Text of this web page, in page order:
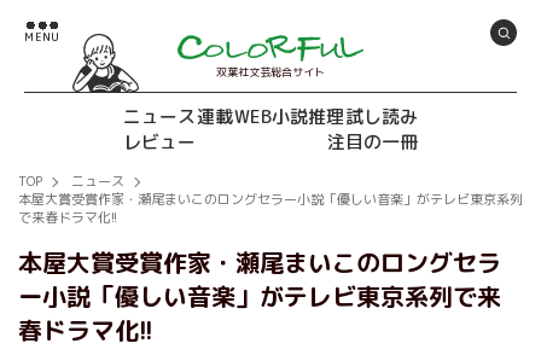
双葉社文芸総合サイト
ニュース連載WEB小説推理試し読み
レビュー
注目の一冊
TOP
ニュース
本屋大賞受賞作家・瀬尾まいこのロングセラー小説「優しい音楽」がテレビ東京系列
で来春ドラマ化!!
本屋大賞受賞作家・瀬尾まいこのロングセラ
ー小説「優しい音楽」がテレビ東京系列で来
春ドラマ化!!